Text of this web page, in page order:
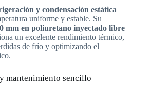
y condensación estática
uniforme y estable. Su
mm en poliuretano inyectado libre
un excelente rendimiento térmico,
de frío y optimizando el
mantenimiento sencillo